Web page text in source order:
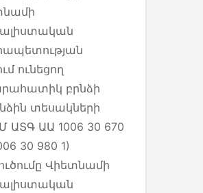
ունեցող
բրնձի
տեսակների
ԱՏԳ ԱԱ 1006 30 670
30 980 1)
Վիետնամի